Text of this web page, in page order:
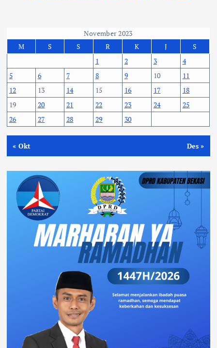
November 2023
M
S S R K J
S
1
2 3
4
5
6 7 8 9 10
11
12
13 14 15 16 17
18
19
20 21 22 23 24
25
26
27 28 29 30
« Okt Des »